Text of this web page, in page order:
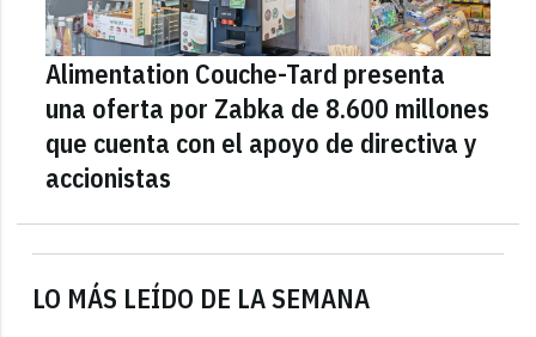
LO MÁS LEÍDO DE LA SEMANA
Alimentation Couche-Tard presenta
una oferta por Zabka de 8.600 millones
que cuenta con el apoyo de directiva y
accionistas